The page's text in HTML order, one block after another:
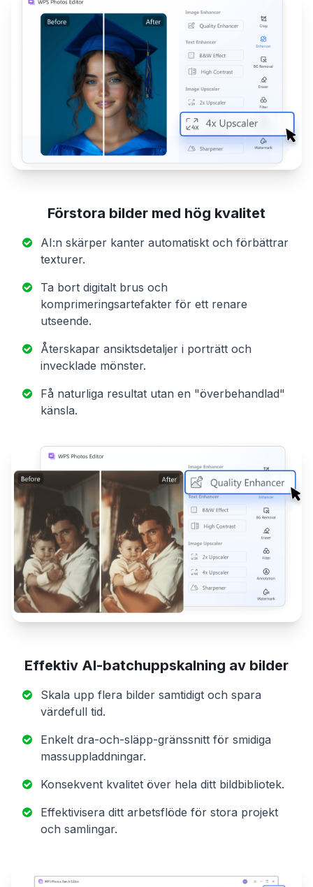
Förstora bilder med hög kvalitet
AI:n skärper kanter automatiskt och förbättrar
texturer.
Ta bort digitalt brus och
komprimeringsartefakter för ett renare
utseende.
Återskapar ansiktsdetaljer i porträtt och
invecklade mönster.
Få naturliga resultat utan en "överbehandlad"
känsla.
Effektiv AI-batchuppskalning av bilder
Skala upp flera bilder samtidigt och spara
värdefull tid.
Enkelt dra-och-släpp-gränssnitt för smidiga
massuppladdningar.
Konsekvent kvalitet över hela ditt bildbibliotek.
Effektivisera ditt arbetsflöde för stora projekt
och samlingar.